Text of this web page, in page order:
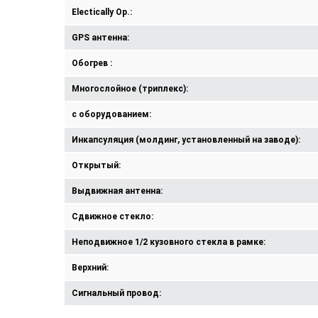
Electically Op.:
GPS антенна:
Обогрев :
Многослойное (триплекс):
с оборудованием:
Инкапсуляция (молдинг, установленный на заводе):
Открытый:
Выдвижная антенна:
Сдвижное стекло:
Неподвижное 1/2 кузовного стекла в рамке:
Верхний:
Сигнальный провод: